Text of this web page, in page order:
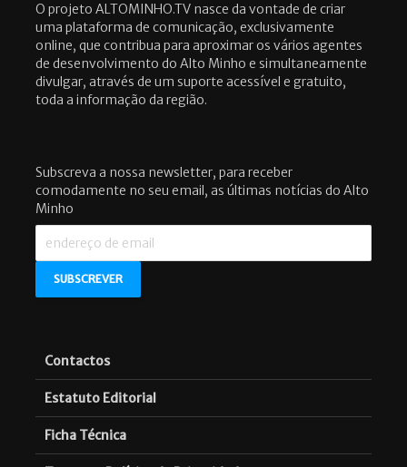
O projeto ALTOMINHO.TV nasce da vontade de criar
uma plataforma de comunicação, exclusivamente
online, que contribua para aproximar os vários agentes
de desenvolvimento do Alto Minho e simultaneamente
divulgar, através de um suporte acessível e gratuito,
toda a informação da região.
Subscreva a nossa newsletter, para receber
comodamente no seu email, as últimas notícias do Alto
Minho
Contactos
Estatuto Editorial
Ficha Técnica